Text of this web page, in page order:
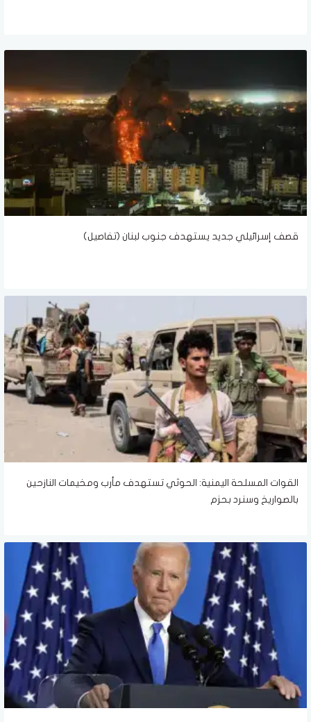
قصف إسرائيلي جديد يستهدف جنوب لبنان (تفاصيل)
القوات المسلحة اليمنية: الحوثي تستهدف مأرب ومخيمات النازحين
بالصواريخ وسنرد بحزم